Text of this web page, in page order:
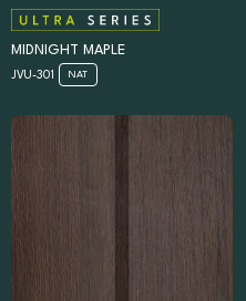
MIDNIGHT MAPLE
JVU-301 NAT